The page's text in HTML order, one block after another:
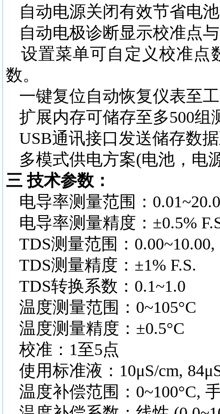
自动电源关闭有效节省电
自动电极诊断显示校准点
设置菜单可自定义校准点
数。
一键复位自动恢复仪表至
扩展内存可储存至多500组
USB通讯接口发送储存数
多模式供电方案(电池，电
三 技术参数：
电导率测量范围：
电导率测量精度： ±0.5%
TDS测量范围：0.00~10.00,
TDS测量精度：±1% F.S.
TDS转换系数：0.1~1.0
温度测量范围： 0~105°C
温度测量精度： ±0.5°C
校准： 1至5点
使用标准液： 10μS/cm,
温度补偿范围： 0~100°C,